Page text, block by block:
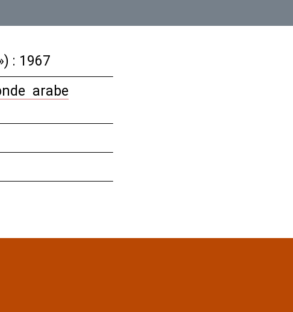
: 1967
arabe